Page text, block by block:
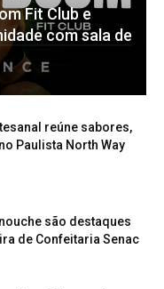
Fit Club e
com sala de
reúne sabores,
Paulista North Way
são destaques
de Confeitaria Senac